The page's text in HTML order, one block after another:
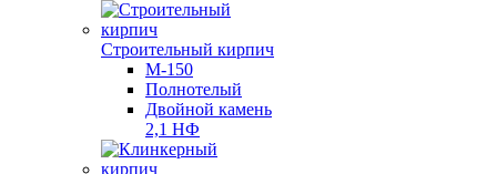
Строительный кирпич
М-150
Полнотелый
Двойной камень
2,1 НФ